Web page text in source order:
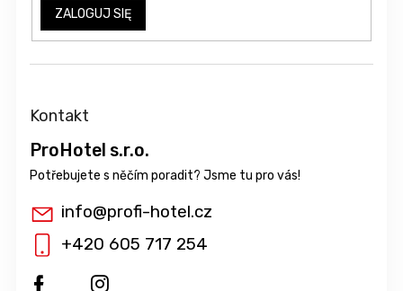
ZALOGUJ SIĘ
Kontakt
ProHotel s.r.o.
info@profi-hotel.cz
+420 605 717 254